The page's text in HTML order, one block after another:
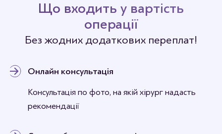
Що входить у вартість
операції
Без жодних додаткових переплат!
Онлайн консультація
Консультація по фото, на якій хірург надасть
рекомендації